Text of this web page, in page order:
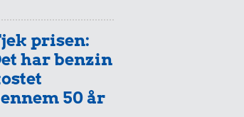
prisen:
har benzin
50 år